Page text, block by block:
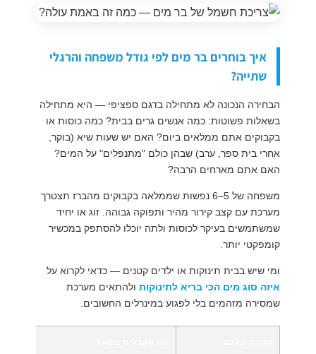
איך בוחרים בר מים לפי גודל משפחה והרגלי
שתייה?
הבחירה הנכונה לא מתחילה בדגם ספציפי — היא מתחילה
בשאלות פשוטות: כמה אנשים גרים בבית? כמה כוסות או
בקבוקים אתם ממלאים ביום? האם יש שעות שיא (בוקר,
אחרי בית ספר, ערב) שבהן כולם "מתנפלים" על המים?
האם אתם מארחים הרבה?
משפחה של 5–6 נפשות שממלאה בקבוקים מהברז תצטרך
מערכת עם קצב קירור מהיר ותפוקה גבוהה. זוג או יחיד
שמשתמשים בעיקר לכוסות ולתה יוכלו להסתפק במכשיר
קומפקטי יותר.
ומי שיש בבית תינוקות או ילדים קטנים — כדאי לקרוא על
איזה סוג מים הכי בריא לתינוקות ולהתאים מערכת
שמסירה מזהמים בלי לפגוע במינרלים החשובים.